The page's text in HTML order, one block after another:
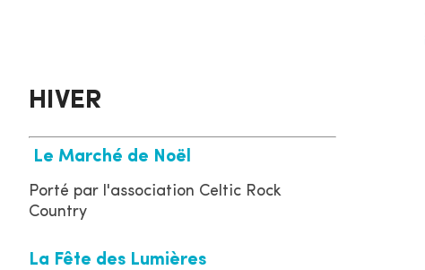
HIVER
Le Marché de Noël
Porté par l'association Celtic Rock
Country
La Fête des Lumières